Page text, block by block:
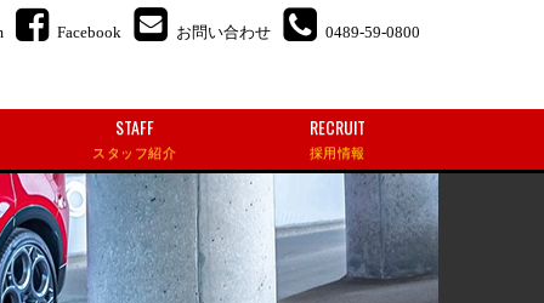
Facebook お問い合わせ 0489-59-0800
STAFF
スタッフ紹介
RECRUIT
採用情報